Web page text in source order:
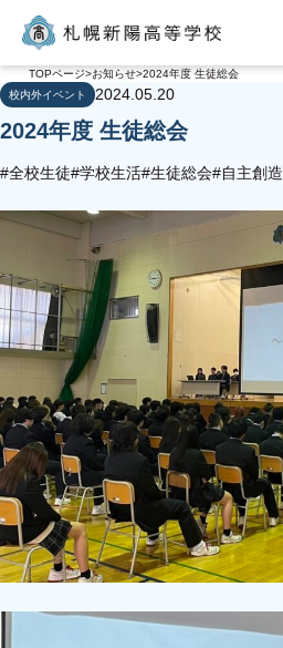
TOPページ お知らせ 2024年度 生徒総会
校内外イベント
2024.05.20
2024年度 生徒総会
#全校生徒#学校生活#生徒総会#自主創造